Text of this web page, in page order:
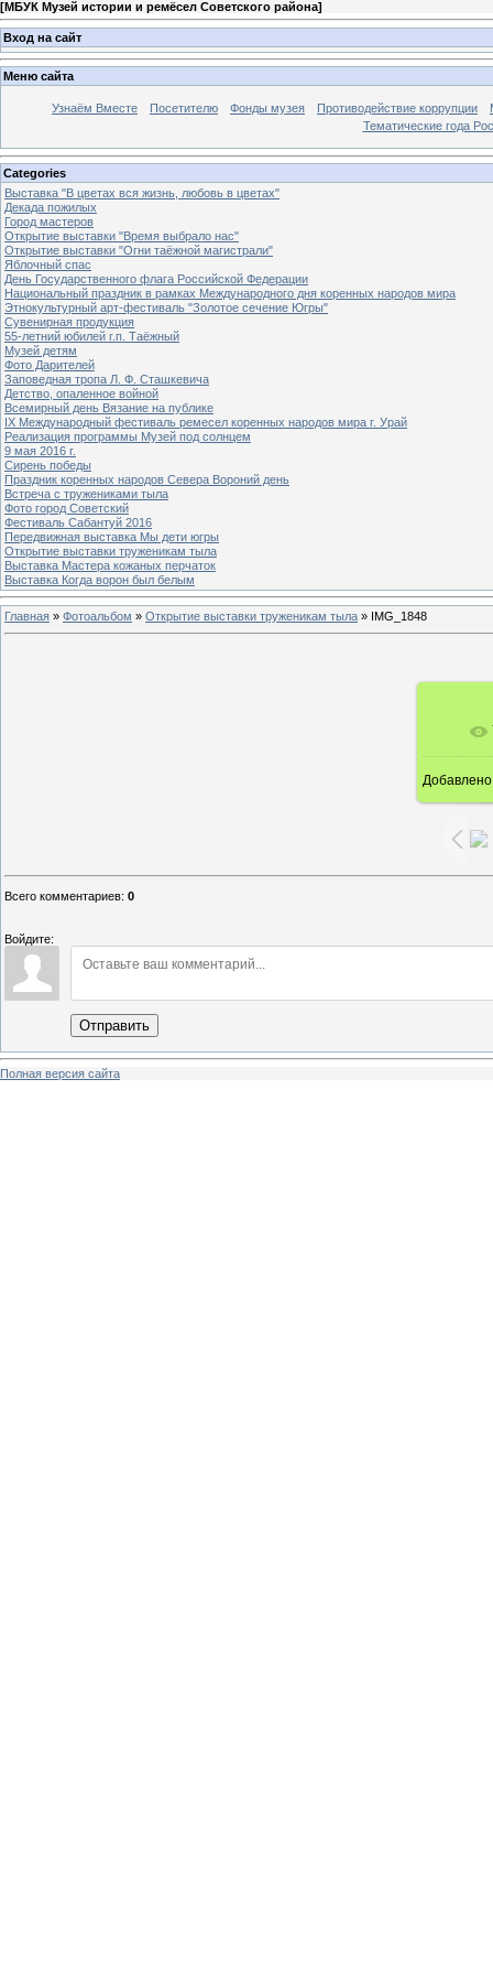
[МБУК Музей истории и ремёсел Советского района]
Вход на сайт
Меню сайта
Узнаём Вместе Посетителю Фонды музея Противодействие коррупции
Тематические года
Categories
Выставка "В цветах вся жизнь, любовь в цветах"
Декада пожилых
Город мастеров
Открытие выставки "Время выбрало нас"
Открытие выставки "Огни таёжной магистрали"
Яблочный спас
День Государственного флага Российской Федерации
Национальный праздник в рамках Международного дня коренных народов мира
Этнокультурный арт-фестиваль "Золотое сечение Югры"
Сувенирная продукция
55-летний юбилей г.п. Таёжный
Музей детям
Фото Дарителей
Заповедная тропа Л. Ф. Сташкевича
Детство, опаленное войной
Всемирный день Вязание на публике
IX Международный фестиваль ремесел коренных народов мира г. Урай
Реализация программы Музей под солнцем
9 мая 2016 г.
Сирень победы
Праздник коренных народов Севера Вороний день
Встреча с тружениками тыла
Фото город Советский
Фестиваль Сабантуй 2016
Передвижная выставка Мы дети югры
Открытие выставки труженикам тыла
Выставка Мастера кожаных перчаток
Выставка Когда ворон был белым
Главная » Фотоальбом » Открытие выставки труженикам тыла » IMG_1848
Добавлено
Всего комментариев: 0
Войдите:
Отправить
Полная версия сайта